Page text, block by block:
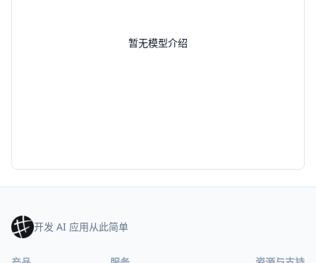
暂无模型介绍
开发 AI 应用从此简单